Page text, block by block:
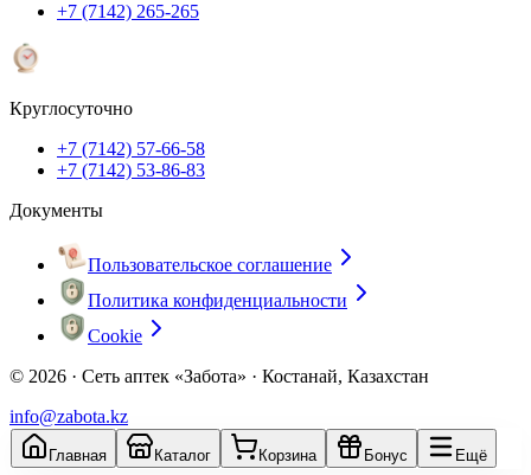
+7 (7142) 265-265
Круглосуточно
+7 (7142) 57-66-58
+7 (7142) 53-86-83
Документы
Пользовательское соглашение
Политика конфиденциальности
Cookie
© 2026 · Сеть аптек «Забота» · Костанай, Казахстан
info@zabota.kz
Главная Каталог Корзина Бонус Ещё